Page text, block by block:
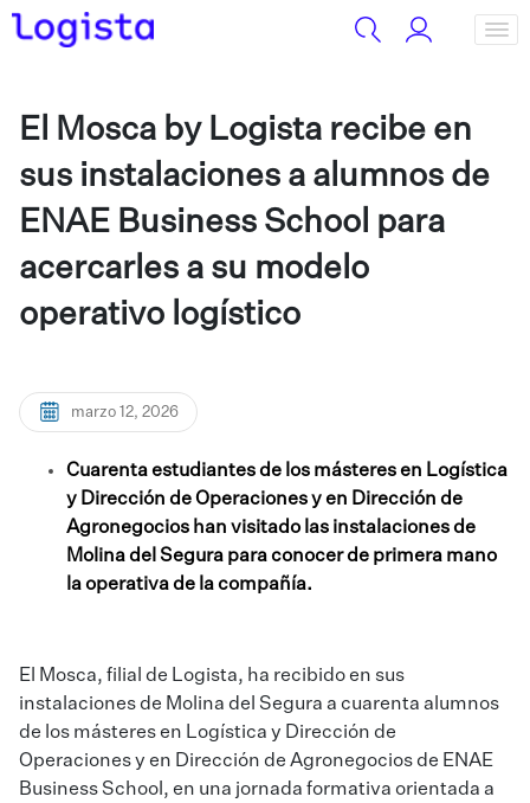
El Mosca by Logista recibe en
sus instalaciones a alumnos de
ENAE Business School para
acercarles a su modelo
operativo logístico
marzo 12, 2026
Cuarenta estudiantes de los másteres en Logística
y Dirección de Operaciones y en Dirección de
Agronegocios han visitado las instalaciones de
Molina del Segura para conocer de primera mano
la operativa de la compañía.
El Mosca, filial de Logista, ha recibido en sus
instalaciones de Molina del Segura a cuarenta alumnos
de los másteres en Logística y Dirección de
Operaciones y en Dirección de Agronegocios de ENAE
Business School, en una jornada formativa orientada a